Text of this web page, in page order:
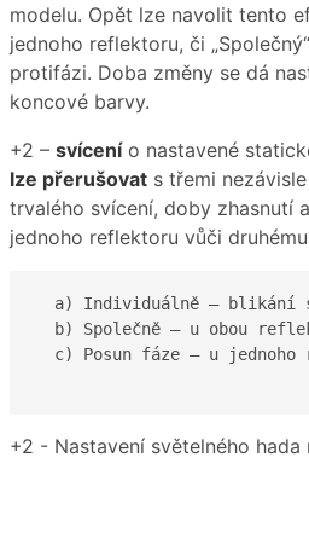
modelu. Opět lze navolit tento
jednoho reflektoru, či
protifázi. Doba změny se dá
koncové barvy.
+2 – svícenío nastavené
lze přerušovat s třemi
trvalého svícení, doby zhasnutí
jednoho reflektoru vůči
a) Individuálně – blikání
b) Společně – u obou
c) Posun fáze – u jednoho
+2 - Nastavení světelného hada